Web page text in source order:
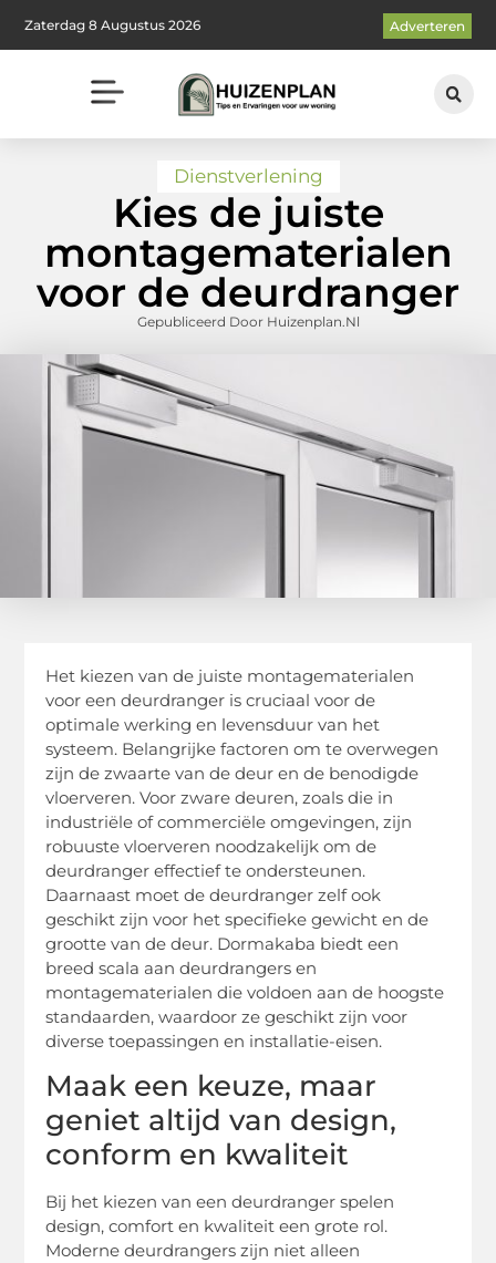
Zaterdag 8 Augustus 2026 Adverteren
Dienstverlening
Kies de juiste
montagematerialen
voor de deurdranger
Gepubliceerd Door Huizenplan.nl
Het kiezen van de juiste montagematerialen
voor een deurdranger is cruciaal voor de
optimale werking en levensduur van het
systeem. Belangrijke factoren om te overwegen
zijn de zwaarte van de deur en de benodigde
vloerveren. Voor zware deuren, zoals die in
industriële of commerciële omgevingen, zijn
robuuste vloerveren noodzakelijk om de
deurdranger effectief te ondersteunen.
Daarnaast moet de deurdranger zelf ook
geschikt zijn voor het specifieke gewicht en de
grootte van de deur. Dormakaba biedt een
breed scala aan deurdrangers en
montagematerialen die voldoen aan de hoogste
standaarden, waardoor ze geschikt zijn voor
diverse toepassingen en installatie-eisen.
Maak een keuze, maar
geniet altijd van design,
conform en kwaliteit
Bij het kiezen van een deurdranger spelen
design, comfort en kwaliteit een grote rol.
Moderne deurdrangers zijn niet alleen